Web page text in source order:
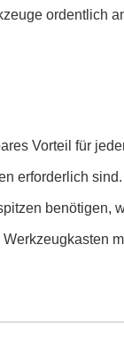
ordentlich
Vorteil für
erforderlich
benötigen,